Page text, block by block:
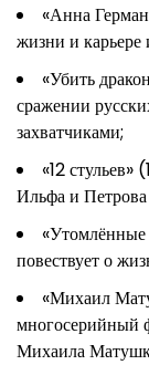
«Анна
жизни и
«Убить
сражении
захватчиками;
«12
Ильфа и
повествует о
«Михаил
многосерийный
Михаила